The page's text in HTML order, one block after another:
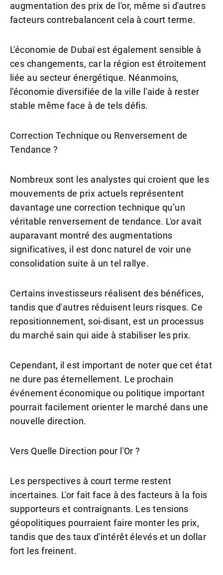
augmentation des prix de l'or, même si d'autres
facteurs contrebalancent cela à court terme.
L'économie de Dubaï est également sensible à
ces changements, car la région est étroitement
liée au secteur énergétique. Néanmoins,
l'économie diversifiée de la ville l'aide à rester
stable même face à de tels défis.
Correction Technique ou Renversement de
Tendance ?
Nombreux sont les analystes qui croient que les
mouvements de prix actuels représentent
davantage une correction technique qu’un
véritable renversement de tendance. L'or avait
auparavant montré des augmentations
significatives, il est donc naturel de voir une
consolidation suite à un tel rallye.
Certains investisseurs réalisent des bénéfices,
tandis que d'autres réduisent leurs risques. Ce
repositionnement, soi-disant, est un processus
du marché sain qui aide à stabiliser les prix.
Cependant, il est important de noter que cet état
ne dure pas éternellement. Le prochain
événement économique ou politique important
pourrait facilement orienter le marché dans une
nouvelle direction.
Vers Quelle Direction pour l'Or ?
Les perspectives à court terme restent
incertaines. L'or fait face à des facteurs à la fois
supporteurs et contraignants. Les tensions
géopolitiques pourraient faire monter les prix,
tandis que des taux d'intérêt élevés et un dollar
fort les freinent.